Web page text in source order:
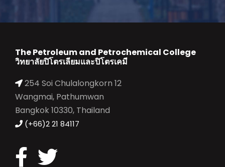
The Petroleum and Petrochemical College
วิทยาลัยปิโตรเลียมและปิโตรเคมี
254 Soi Chulalongkorn 12
Wangmai, Pathumwan
Bangkok 10330, Thailand
(+66)2 21 84117